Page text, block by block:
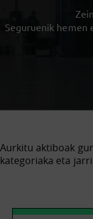
Seguruenik hemen
Aurkitu aktiboak
kategoriaka eta